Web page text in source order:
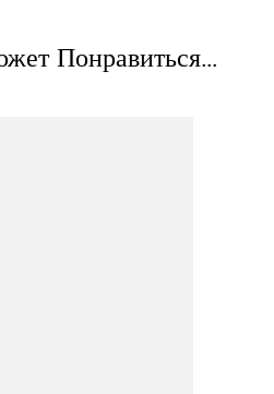
Понравиться...